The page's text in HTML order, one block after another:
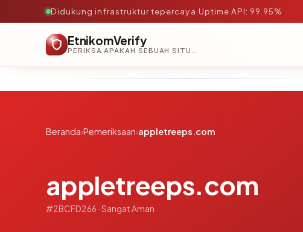
Didukung infrastruktur tepercaya·Uptime API: 99.95%
EtnikomVerify
PERIKSA APAKAH SEBUAH SITUS AMAN, TEPERCAYA, DAN TERVERIFIKASI DALAM HITUNGAN DETIK.
Beranda›Pemeriksaan›appletreeps.com
appletreeps.com
#2BCFD266 · Sangat Aman